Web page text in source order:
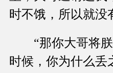
时不饿，所以就没
“那你大哥将朕
时候，你为什么丢